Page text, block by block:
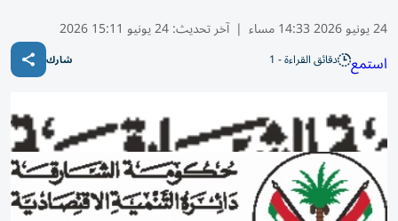
24 يونيو 2026 14:33 مساء | آخر تحديث:24 يونيو 15:11 2026
استمع دقائق القراءة - 1 شارك